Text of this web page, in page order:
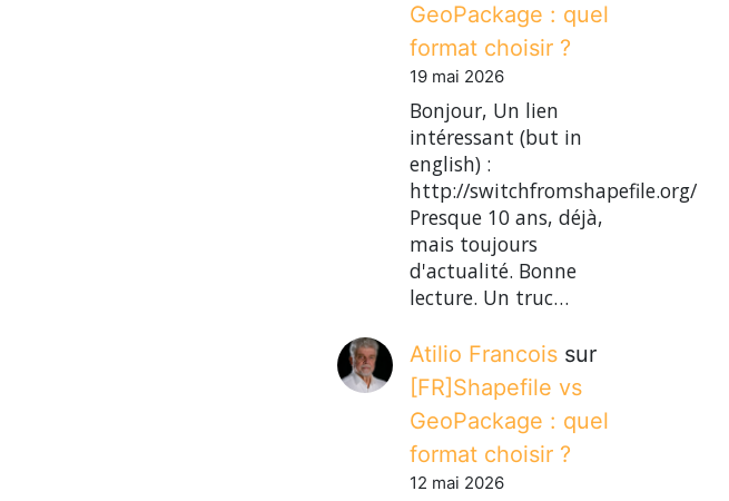
GeoPackage : quel
format choisir ?
19 mai 2026
Bonjour, Un lien
intéressant (but in
english) :
http://switchfromshapefile.org/
Presque 10 ans, déjà,
mais toujours
d'actualité. Bonne
lecture. Un truc…
Atilio Francois sur
[FR]Shapefile vs
GeoPackage : quel
format choisir ?
12 mai 2026